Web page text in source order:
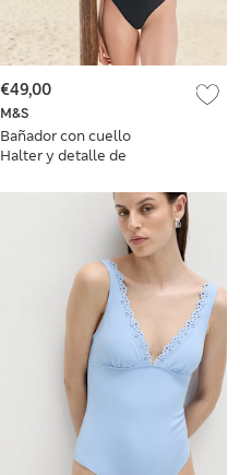
M&S
Bañador con cuello
Halter y detalle de
€49,00